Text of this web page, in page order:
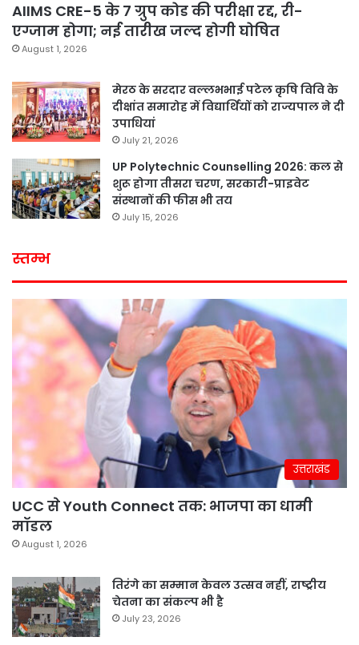
AIIMS CRE-5 के 7 ग्रुप कोड की परीक्षा रद्द, री-
एग्जाम होगा; नई तारीख जल्द होगी घोषित
August 1, 2026
मेरठ के सरदार वल्लभभाई पटेल कृषि विवि के
दीक्षांत समारोह में विद्यार्थियों को राज्यपाल ने दी
उपाधियां
July 21, 2026
UP Polytechnic Counselling 2026: कल से
शुरू होगा तीसरा चरण, सरकारी-प्राइवेट
संस्थानों की फीस भी तय
July 15, 2026
स्तम्भ
उत्तराखंड
UCC से Youth Connect तक: भाजपा का धामी
मॉडल
August 1, 2026
तिरंगे का सम्मान केवल उत्सव नहीं, राष्ट्रीय
चेतना का संकल्प भी है
July 23, 2026